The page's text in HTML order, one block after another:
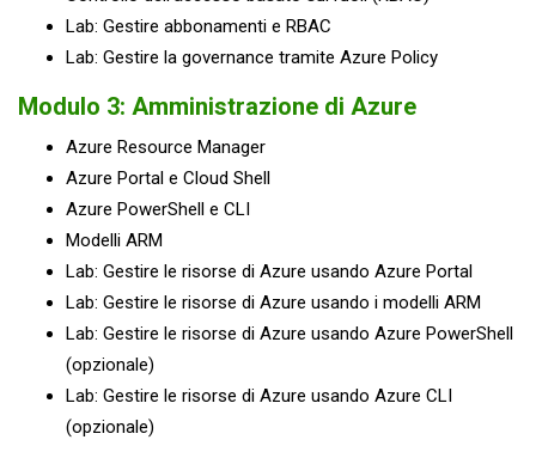
Lab: Gestire abbonamenti e RBAC
Lab: Gestire la governance tramite Azure Policy
Modulo 3: Amministrazione di Azure
Azure Resource Manager
Azure Portal e Cloud Shell
Azure PowerShell e CLI
Modelli ARM
Lab: Gestire le risorse di Azure usando Azure Portal
Lab: Gestire le risorse di Azure usando i modelli ARM
Lab: Gestire le risorse di Azure usando Azure PowerShell
(opzionale)
Lab: Gestire le risorse di Azure usando Azure CLI
(opzionale)